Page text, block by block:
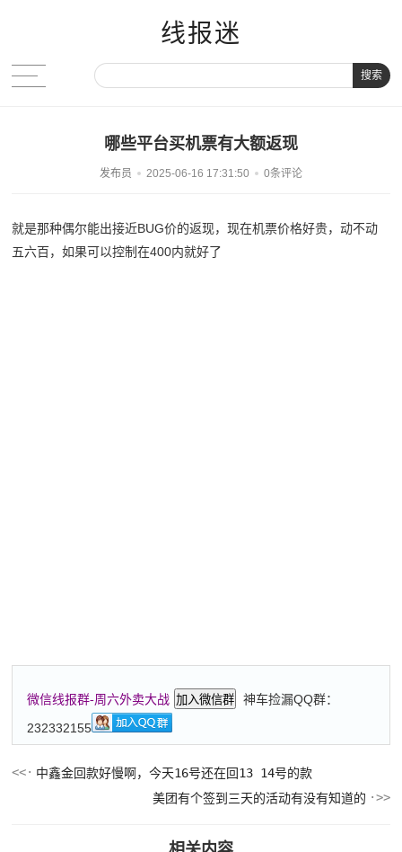
线报迷
搜索
哪些平台买机票有大额返现
发布员 2025-06-16 17:31:50 0条评论
就是那种偶尔能出接近BUG价的返现，现在机票价格好贵，动不动
五六百，如果可以控制在400内就好了
微信线报群-周六外卖大战 加入微信群
神车捡漏QQ群：
232332155
中鑫金回款好慢啊，今天16号还在回13 14号的款
美团有个签到三天的活动有没有知道的